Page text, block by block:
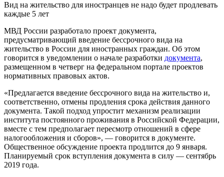
Вид на жительство для иностранцев не надо будет продлевать
каждые 5 лет
МВД России разработало проект документа,
предусматривающий введение бессрочного вида на
жительство в России для иностранных граждан. Об этом
говорится в уведомлении о начале разработки документа,
размещенном в четверг на федеральном портале проектов
нормативных правовых актов.
«Предлагается введение бессрочного вида на жительство и,
соответственно, отмены продления срока действия данного
документа. Такой подход упростит механизм реализации
института постоянного проживания в Российской Федерации,
вместе с тем предполагает пересмотр отношений в сфере
налогообложения и сборов», — говорится в документе.
Общественное обсуждение проекта продлится до 9 января.
Планируемый срок вступления документа в силу — сентябрь
2019 года.